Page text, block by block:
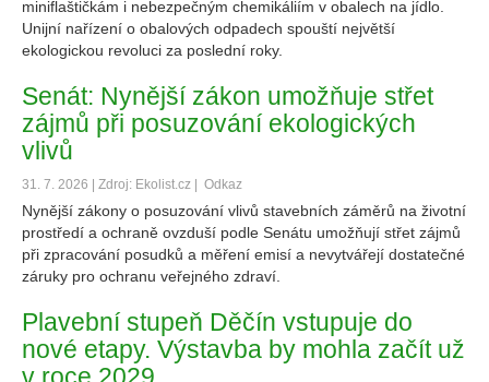
miniflaštičkám i nebezpečným chemikáliím v obalech na jídlo.
Unijní nařízení o obalových odpadech spouští největší
ekologickou revoluci za poslední roky.
Senát: Nynější zákon umožňuje střet
zájmů při posuzování ekologických
vlivů
31. 7. 2026 | Zdroj: Ekolist.cz | Odkaz
Nynější zákony o posuzování vlivů stavebních záměrů na životní
prostředí a ochraně ovzduší podle Senátu umožňují střet zájmů
při zpracování posudků a měření emisí a nevytvářejí dostatečné
záruky pro ochranu veřejného zdraví.
Plavební stupeň Děčín vstupuje do
nové etapy. Výstavba by mohla začít už